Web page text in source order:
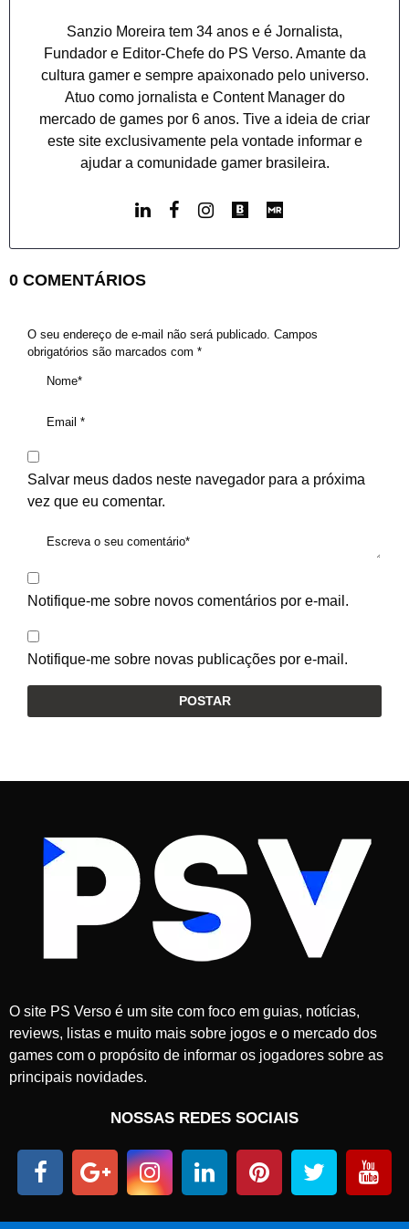
Sanzio Moreira tem 34 anos e é Jornalista,
Fundador e Editor-Chefe do PS Verso. Amante da
cultura gamer e sempre apaixonado pelo universo.
Atuo como jornalista e Content Manager do
mercado de games por 6 anos. Tive a ideia de criar
este site exclusivamente pela vontade informar e
ajudar a comunidade gamer brasileira.
0 COMENTÁRIOS
O seu endereço de e-mail não será publicado. Campos
obrigatórios são marcados com *
Salvar meus dados neste navegador para a próxima
vez que eu comentar.
Notifique-me sobre novos comentários por e-mail.
Notifique-me sobre novas publicações por e-mail.
O site PS Verso é um site com foco em guias, notícias,
reviews, listas e muito mais sobre jogos e o mercado dos
games com o propósito de informar os jogadores sobre as
principais novidades.
NOSSAS REDES SOCIAIS